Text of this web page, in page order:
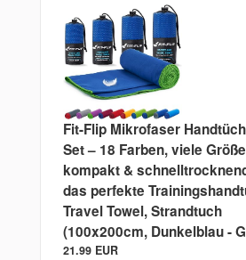
Fit-Flip Mikrofaser
Set – 18 Farben, viele
kompakt &
das perfekte
Travel Towel, Strandtuch
(100x200cm, Dunkelblau -
21.99 EUR